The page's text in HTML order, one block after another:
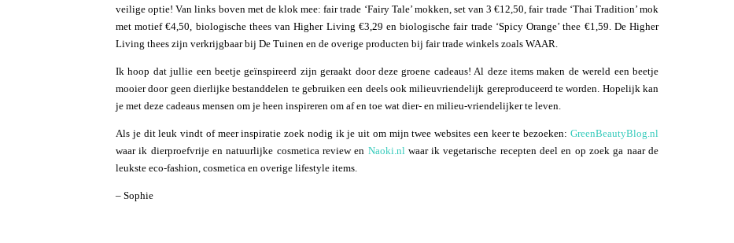
veilige optie! Van links boven met de klok mee: fair trade ‘Fairy Tale’ mokken, set van 3 €12,50, fair trade ‘Thai Tradition’ mok
met motief €4,50, biologische thees van Higher Living €3,29 en biologische fair trade ‘Spicy Orange’ thee €1,59. De Higher
Living thees zijn verkrijgbaar bij De Tuinen en de overige producten bij fair trade winkels zoals WAAR.
Ik hoop dat jullie een beetje geïnspireerd zijn geraakt door deze groene cadeaus! Al deze items maken de wereld een beetje
mooier door geen dierlijke bestanddelen te gebruiken een deels ook milieuvriendelijk gereproduceerd te worden. Hopelijk kan
je met deze cadeaus mensen om je heen inspireren om af en toe wat dier- en milieu-vriendelijker te leven.
Als je dit leuk vindt of meer inspiratie zoek nodig ik je uit om mijn twee websites een keer te bezoeken: GreenBeautyBlog.nl
waar ik dierproefvrije en natuurlijke cosmetica review en Naoki.nl waar ik vegetarische recepten deel en op zoek ga naar de
leukste eco-fashion, cosmetica en overige lifestyle items.
– Sophie